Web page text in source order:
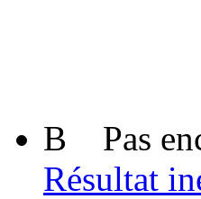
B Pas
Résultat